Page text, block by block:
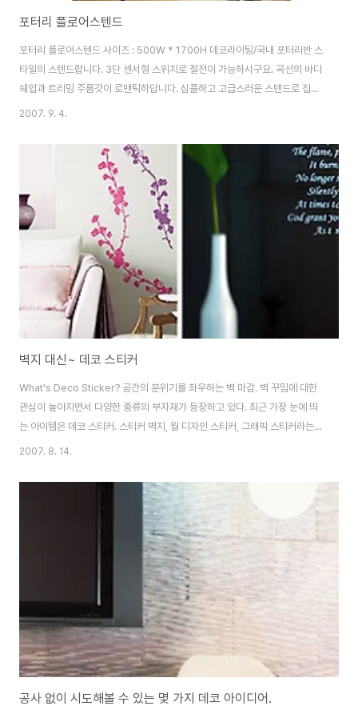
포터리 플로어스텐드
포터리 플로어스텐드 사이즈 : 500W * 1700H 데코라이팅/국내 포터리반 스
타일의 스텐드랍니다. 3단 센서형 스위치로 절전이 가능하시구요. 곡선의 바디
쉐입과 트리밍 주름갓이 로맨틱하답니다. 심플하고 고급스러운 스텐드로 집안
분위기를 바꿔보세요 사진출처 [ 스토리샵(design) ]
2007. 9. 4.
벽지 대신~ 데코 스티커
What's Deco Sticker? 공간의 분위기를 좌우하는 벽 마감. 벽 꾸밈에 대한
관심이 높아지면서 다양한 종류의 부자재가 등장하고 있다. 최근 가장 눈에 띄
는 아이템은 데코 스티커. 스티커 벽지, 월 디자인 스티커, 그래픽 스티커라는
이름으로도 불리는데, 말 그대로 ‘벽면에 붙이는 스티커 타입의 패턴’을 지칭하
어지거나 손상되지 않아 싫증이 나면 바로 다른 제품으로 교체할 수 있다. 같은
모델이라도 패턴을 어떻게 배치하느냐에 따라 전혀 다른 공간으로 연출할 수
있는 것이 장점. 허전한 벽면뿐 아니라 타일이나 가구, 소품 등에 붙여 색다른
느낌을 줄 수 있다. Trend 모던한 스타일이 가장 인기. 그래픽적인 디자인이
2007. 8. 14.
공사 없이 시도해볼 수 있는 몇 가지 데코 아이디어.